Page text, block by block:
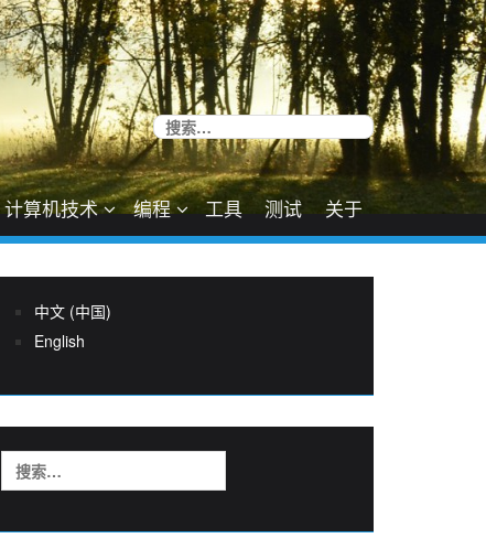
搜
索：
计算机技术 编程 工具 测试 关于
中文 (中国)
English
索：